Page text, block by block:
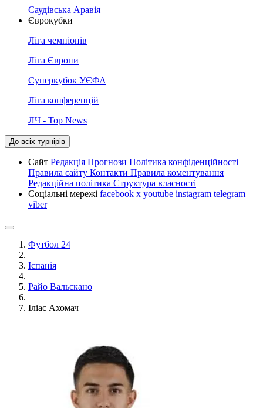
Саудівська Аравія
Єврокубки
Ліга чемпіонів
Ліга Європи
Суперкубок УЄФА
Ліга конференцій
ЛЧ - Top News
До всіх турнірів
Сайт Редакція Прогнози Політика конфіденційності
Правила сайту Контакти Правила коментування
Редакційна політика Структура власності
Соціальні мережі facebook x youtube instagram telegram
viber
Футбол 24
Іспанія
Райо Вальєкано
Іліас Ахомач